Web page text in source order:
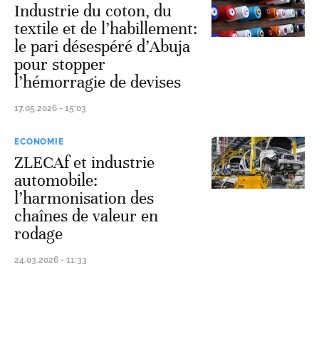
Industrie du coton, du
textile et de l’habillement:
le pari désespéré d’Abuja
pour stopper
l’hémorragie de devises
17.05.2026 - 15:03
ECONOMIE
ZLECAf et industrie
automobile:
l’harmonisation des
chaînes de valeur en
rodage
24.03.2026 - 11:33